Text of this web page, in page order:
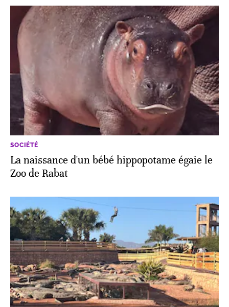
SOCIÉTÉ
La naissance d'un bébé hippopotame égaie le
Zoo de Rabat